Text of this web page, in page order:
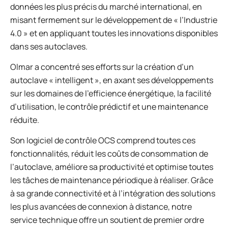
données les plus précis du marché international, en
misant fermement sur le développement de « l’Industrie
4.0 » et en appliquant toutes les innovations disponibles
dans ses autoclaves.
Olmar a concentré ses efforts sur la création d’un
autoclave « intelligent », en axant ses développements
sur les domaines de l’efficience énergétique, la facilité
d’utilisation, le contrôle prédictif et une maintenance
réduite.
Son logiciel de contrôle OCS comprend toutes ces
fonctionnalités, réduit les coûts de consommation de
l’autoclave, améliore sa productivité et optimise toutes
les tâches de maintenance périodique à réaliser. Grâce
à sa grande connectivité et à l’intégration des solutions
les plus avancées de connexion à distance, notre
service technique offre un soutient de premier ordre